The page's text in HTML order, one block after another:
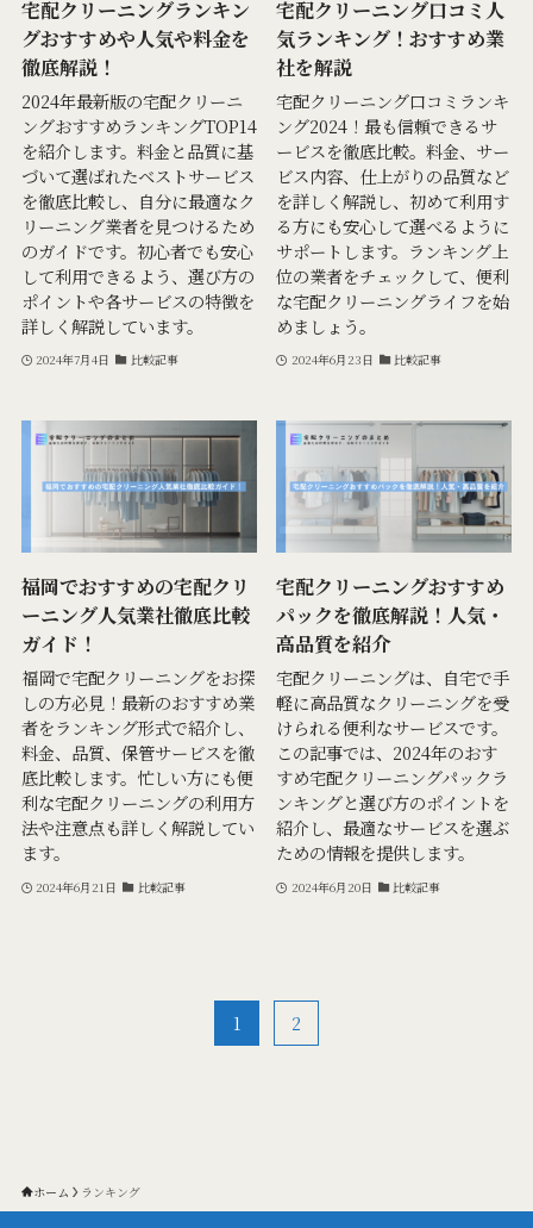
宅配クリーニングランキン
グおすすめや人気や料金を
徹底解説！
2024年最新版の宅配クリーニ
ングおすすめランキングTOP14
を紹介します。料金と品質に基
づいて選ばれたベストサービス
を徹底比較し、自分に最適なク
リーニング業者を見つけるため
のガイドです。初心者でも安心
して利用できるよう、選び方の
ポイントや各サービスの特徴を
詳しく解説しています。
2024年7月4日 比較記事
宅配クリーニング口コミ人
気ランキング！おすすめ業
社を解説
宅配クリーニング口コミランキ
ング2024！最も信頼できるサ
ービスを徹底比較。料金、サー
ビス内容、仕上がりの品質など
を詳しく解説し、初めて利用す
る方にも安心して選べるように
サポートします。ランキング上
位の業者をチェックして、便利
な宅配クリーニングライフを始
めましょう。
2024年6月23日 比較記事
福岡でおすすめの宅配クリ
ーニング人気業社徹底比較
ガイド！
福岡で宅配クリーニングをお探
しの方必見！最新のおすすめ業
者をランキング形式で紹介し、
料金、品質、保管サービスを徹
底比較します。忙しい方にも便
利な宅配クリーニングの利用方
法や注意点も詳しく解説してい
ます。
2024年6月21日 比較記事
宅配クリーニングおすすめ
パックを徹底解説！人気・
高品質を紹介
宅配クリーニングは、自宅で手
軽に高品質なクリーニングを受
けられる便利なサービスです。
この記事では、2024年のおす
すめ宅配クリーニングパックラ
ンキングと選び方のポイントを
紹介し、最適なサービスを選ぶ
ための情報を提供します。
2024年6月20日 比較記事
1 2
ホーム ランキング